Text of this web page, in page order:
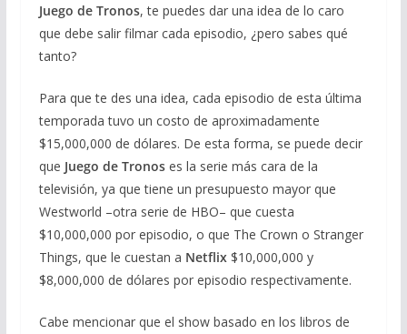
Juego de Tronos, te puedes dar una idea de lo caro
que debe salir filmar cada episodio, ¿pero sabes qué
tanto?
Para que te des una idea, cada episodio de esta última
temporada tuvo un costo de aproximadamente
$15,000,000 de dólares. De esta forma, se puede decir
que Juego de Tronoses la serie más cara de la
televisión, ya que tiene un presupuesto mayor que
Westworld –otra serie de HBO– que cuesta
$10,000,000 por episodio, o que The Crown o Stranger
Things, que le cuestan a Netflix$10,000,000 y
$8,000,000 de dólares por episodio respectivamente.
Cabe mencionar que el show basado en los libros de